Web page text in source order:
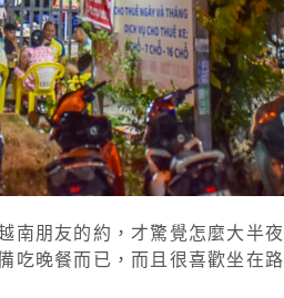
南朋友的約，才驚覺怎麼大半
吃晚餐而已，而且很喜歡坐在